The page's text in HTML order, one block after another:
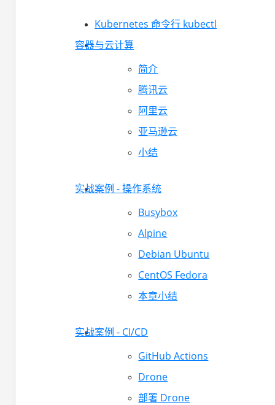
Kubernetes 命令行 kubectl
容器与云计算
简介
腾讯云
阿里云
亚马逊云
小结
实战案例 - 操作系统
Busybox
Alpine
Debian Ubuntu
CentOS Fedora
本章小结
实战案例 - CI/CD
GitHub Actions
Drone
部署 Drone